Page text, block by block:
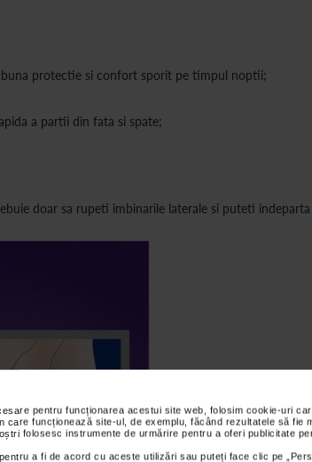
pentru funcționarea acestui site web, folosim cookie-uri
care funcționează site-ul, de exemplu, făcând rezultatele să fie
folosesc instrumente de urmărire pentru a oferi publicitate
a fi de acord cu aceste utilizări sau puteți face clic pe
protectie si confort sporit pe timpul noptii;
a partii din fata si spate;
doar sa rupeti imbinarile laterale si puteti